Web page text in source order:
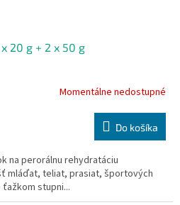
20 g + 2 x 50 g
Momentálne nedostupné
Do košíka
na perorálnu rehydratáciu
mláďat, teliat, prasiat, športových
stupni...